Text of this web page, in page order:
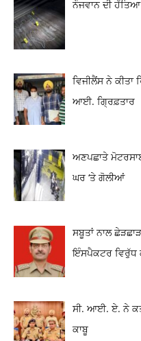
ਨੌਜਵਾਨ ਦੀ
ਵਿਜੀਲੈਂਸ ਨੇ ਕੀਤਾ
ਆਈ. ਗ੍ਰਿਫ਼ਤਾਰ
ਅਣਪਛਾਤੇ
ਘਰ ‘ਤੇ ਗੋਲੀਆਂ
ਸਬੂਤਾਂ ਨਾਲ
ਇੰਸਪੈਕਟਰ ਵਿਰੁੱਧ
ਸੀ. ਆਈ. ਏ. ਨੇ
ਕਾਬੂ